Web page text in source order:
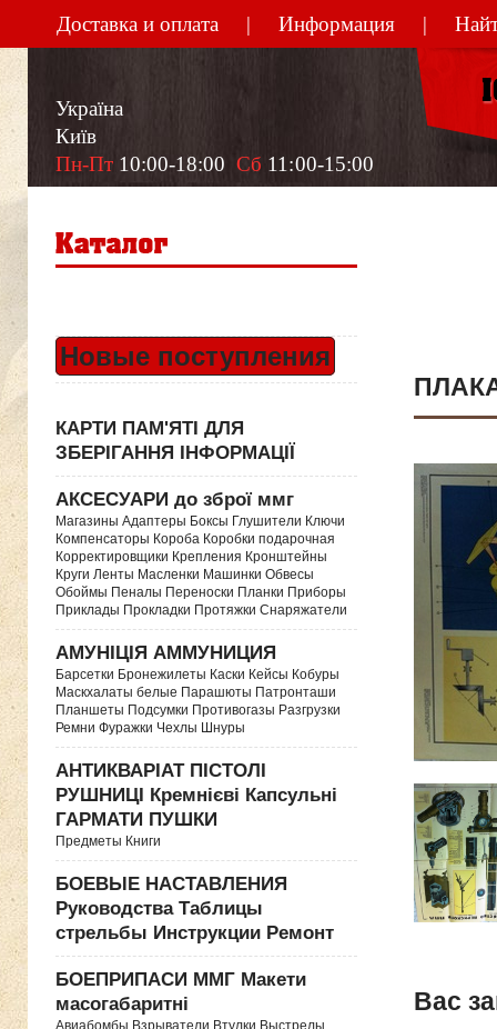
Доставка и оплата Информация
Україна
Київ
Пн-Пт 10:00-18:00 Сб 11:00-15:00
Новые поступления
КАРТИ ПАМ'ЯТІ ДЛЯ
ЗБЕРІГАННЯ ІНФОРМАЦІЇ
АКСЕСУАРИ до зброї ммг
Магазины Адаптеры Боксы Глушители Ключи
Компенсаторы Короба Коробки подарочная
Корректировщики Крепления Кронштейны
Круги Ленты Масленки Машинки Обвесы
Обоймы Пеналы Переноски Планки Приборы
Приклады Прокладки Протяжки Снаряжатели
АМУНІЦІЯ АММУНИЦИЯ
Барсетки Бронежилеты Каски Кейсы Кобуры
Маскхалаты белые Парашюты Патронташи
Планшеты Подсумки Противогазы Разгрузки
Ремни Фуражки Чехлы Шнуры
АНТИКВАРІАТ ПІСТОЛІ
РУШНИЦІ Кремнієві Капсульні
ГАРМАТИ ПУШКИ
Предметы Книги
БОЕВЫЕ НАСТАВЛЕНИЯ
Руководства Таблицы
стрельбы Инструкции Ремонт
БОЕПРИПАСИ ММГ Макети
масогабаритні
Авиабомбы Взрыватели Втулки Выстрелы
Вас